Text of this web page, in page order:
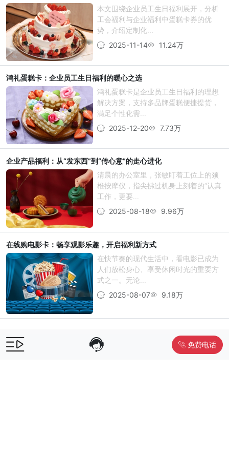
本文围绕企业员工生日福利展开，分析
工会福利与企业福利中蛋糕卡券的优
势，介绍定制化...
2025-11-14
11.24万
鸿礼蛋糕卡：企业员工生日福利的暖心之选
鸿礼蛋糕卡是企业员工生日福利的理想
解决方案，支持多品牌蛋糕便捷提货，
满足个性化需...
2025-12-20
7.73万
企业产品福利：从“发东西”到“传心意”的走心进化
清晨的办公室里，张敏盯着工位上的颈
椎按摩仪，指尖拂过机身上刻着的“认真
工作，更要...
2025-08-18
9.96万
在线购电影卡：畅享观影乐趣，开启福利新方式
在快节奏的现代生活中，看电影已成为
人们放松身心、享受休闲时光的重要方
式之一。无论...
2025-08-07
9.18万
免费电话